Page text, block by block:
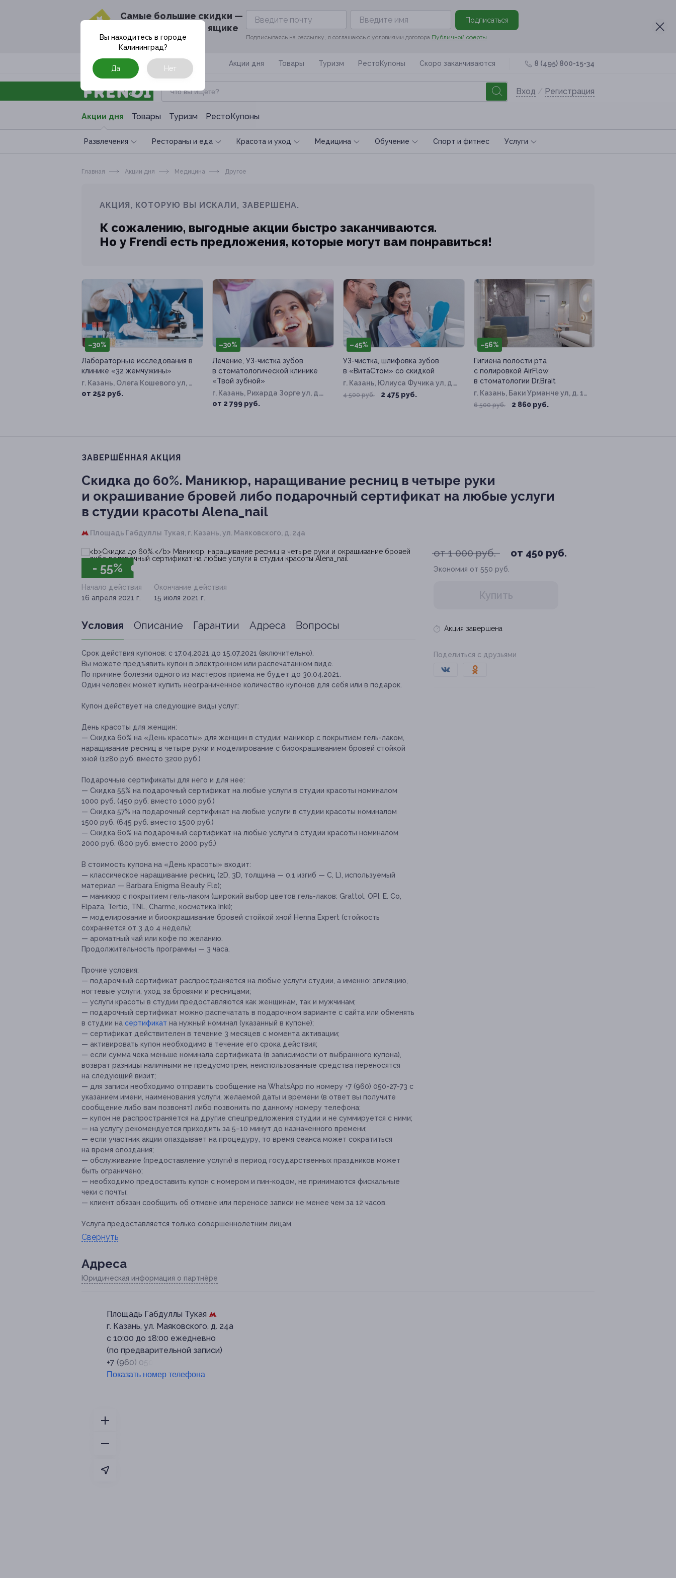
Cамые большие скидки —
в твоём почтовом ящике
Подписаться
Подписываясь на рассылку, я соглашаюсь с условиями договора Публичной оферты
Москва Акции дня Товары Туризм РестоКупоны Скоро заканчиваются 8 (495) 800-15-34
Вход / Регистрация
Акции дня Товары Туризм РестоКупоны
Развлечения Рестораны и еда Красота и уход Медицина Обучение Спoрт и фитнес Услуги
Вы находитесь в городе
Калининград?
Да Нет
Главная Акции дня Медицина Другое
АКЦИЯ, КОТОРУЮ ВЫ ИСКАЛИ, ЗАВЕРШЕНА.
К сожалению, выгодные акции быстро заканчиваются.
Но у Frendi есть предложения, которые могут вам понравиться!
–30%
Лабораторные исследования в
клинике «32 жемчужины»
г. Казань, Олега Кошевого ул, д.
6
от 252 руб.
–30%
Лечение, УЗ-чистка зубов
в стоматологической клинике
«Твой зубной»
г. Казань, Рихарда Зорге ул, д.
50
от 2 799 руб.
–45%
УЗ-чистка, шлифовка зубов
в «ВитаСтом» со скидкой
г. Казань, Юлиуса Фучика ул, д.
34
4 500 руб. 2 475 руб.
–56%
Гигиена полости рта
с полировкой AirFlow
в стоматологии Dr.Brait
г. Казань, Баки Урманче ул, д. 11,
к. 1
6 500 руб. 2 860 руб.
ЗАВЕРШЁННАЯ АКЦИЯ
Скидка до 60%. Маникюр, наращивание ресниц в четыре руки
и окрашивание бровей либо подарочный сертификат на любые услуги
в студии красоты Alena_nail
Площадь Габдуллы Тукая, г. Казань, ул. Маяковского, д. 24а
- 55%
от 1 000 руб. от 450 руб.
Экономия от 550 руб.
Купить
Акция завершена
Поделиться с друзьями
Начало действия
16 апреля 2021 г.
Окончание действия
15 июля 2021 г.
Условия Описание Гарантии Адреса Вопросы
Срок действия купонов: с 17.04.2021 до 15.07.2021 (включительно).
Вы можете предъявить купон в электронном или распечатанном виде.
По причине болезни одного из мастеров приема не будет до 30.04.2021.
Один человек может купить неограниченное количество купонов для себя или в подарок.
Купон действует на следующие виды услуг:
День красоты для женщин:
— Скидка 60% на «День красоты» для женщин в студии: маникюр с покрытием гель-лаком,
наращивание ресниц в четыре руки и моделирование с биоокрашиванием бровей стойкой
хной (1280 руб. вместо 3200 руб.)
Подарочные сертификаты для него и для нее:
— Скидка 55% на подарочный сертификат на любые услуги в студии красоты номиналом
1000 руб. (450 руб. вместо 1000 руб.)
— Скидка 57% на подарочный сертификат на любые услуги в студии красоты номиналом
1500 руб. (645 руб. вместо 1500 руб.)
— Скидка 60% на подарочный сертификат на любые услуги в студии красоты номиналом
2000 руб. (800 руб. вместо 2000 руб.)
В стоимость купона на «День красоты» входит:
— классическое наращивание ресниц (2D, 3D, толщина — 0,1 изгиб — С, L), используемый
материал — Barbara Enigma Beauty Fle);
— маникюр с покрытием гель-лаком (широкий выбор цветов гель-лаков: Grattol, OPI, E. Co,
Elpaza, Tertio, TNL, Charme, косметика Inki);
— моделирование и биоокрашивание бровей стойкой хной Henna Expert (стойкость
сохраняется от 3 до 4 недель);
— ароматный чай или кофе по желанию.
Продолжительность программы — 3 часа.
Прочие условия:
— подарочный сертификат распространяется на любые услуги студии, а именно: эпиляцию,
ногтевые услуги, уход за бровями и ресницами;
— услуги красоты в студии предоставляются как женщинам, так и мужчинам;
— подарочный сертификат можно распечатать в подарочном варианте с сайта или обменять
в студии на сертификат на нужный номинал (указанный в купоне);
— сертификат действителен в течение 3 месяцев с момента активации;
— активировать купон необходимо в течение его срока действия;
— если сумма чека меньше номинала сертификата (в зависимости от выбранного купона),
возврат разницы наличными не предусмотрен, неиспользованные средства переносятся
на следующий визит;
— для записи необходимо отправить сообщение на WhatsApp по номеру +7 (960) 050-27-73 с
указанием имени, наименования услуги, желаемой даты и времени (в ответ вы получите
сообщение либо вам позвонят) либо позвонить по данному номеру телефона;
— купон не распространяется на другие спецпредложения студии и не суммируется с ними;
— на услугу рекомендуется приходить за 5–10 минут до назначенного времени;
— если участник акции опаздывает на процедуру, то время сеанса может сократиться
на время опоздания;
— обслуживание (предоставление услуги) в период государственных праздников может
быть ограничено;
— необходимо предоставить купон с номером и пин-кодом, не принимаются фискальные
чеки с почты;
— клиент обязан сообщить об отмене или переносе записи не менее чем за 12 часов.
Услуга предоставляется только совершеннолетним лицам.
Свернуть
Адресa
Юридическая информация о партнёре
Площадь Габдуллы Тукая
г. Казань, ул. Маяковского, д. 24а
с 10:00 до 18:00 ежедневно
(по предварительной записи)
+7 (960) 050-27-73
Показать номер телефона